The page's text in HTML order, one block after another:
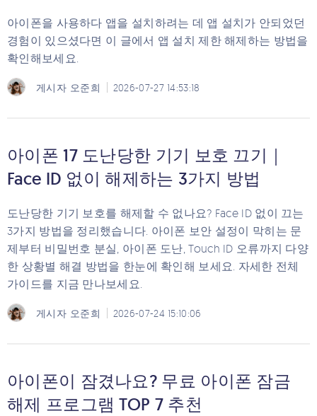
아이폰을 사용하다 앱을 설치하려는 데 앱 설치가 안되었던
경험이 있으셨다면 이 글에서 앱 설치 제한 해제하는 방법을
확인해보세요.
게시자 오준희 2026-07-27 14:53:18
아이폰 17 도난당한 기기 보호 끄기｜
Face ID 없이 해제하는 3가지 방법
도난당한 기기 보호를 해제할 수 없나요? Face ID 없이 끄는
3가지 방법을 정리했습니다. 아이폰 보안 설정이 막히는 문
제부터 비밀번호 분실, 아이폰 도난, Touch ID 오류까지 다양
한 상황별 해결 방법을 한눈에 확인해 보세요. 자세한 전체
가이드를 지금 만나보세요.
게시자 오준희 2026-07-24 15:10:06
아이폰이 잠겼나요? 무료 아이폰 잠금
해제 프로그램 TOP 7 추천